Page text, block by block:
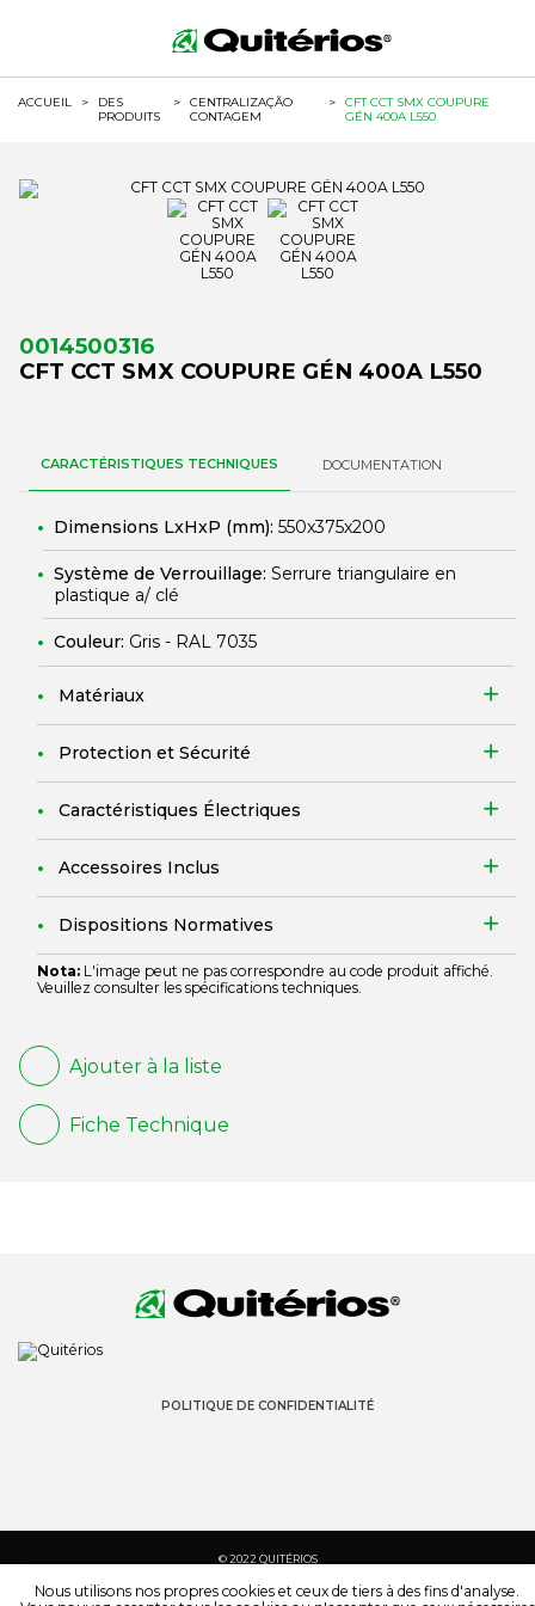
ACCUEIL >
DES
PRODUITS
>
CENTRALIZAÇÃO
CONTAGEM
>
CFT CCT SMX COUPURE
GÉN 400A L550
0014500316
CFT CCT SMX COUPURE GÉN 400A L550
CARACTÉRISTIQUES TECHNIQUES DOCUMENTATION
Dimensions LxHxP (mm): 550x375x200
Système de Verrouillage: Serrure triangulaire en
plastique a/ clé
Couleur: Gris - RAL 7035
Matériaux
Protection et Sécurité
Caractéristiques Électriques
Accessoires Inclus
Dispositions Normatives
Nota: L'image peut ne pas correspondre au code produit affiché.
Veuillez consulter les spécifications techniques.
Ajouter à la liste
Fiche Technique
POLITIQUE DE CONFIDENTIALITÉ
© 2022 QUITÉRIOS
Nous utilisons nos propres cookies et ceux de tiers à des fins d'analyse.